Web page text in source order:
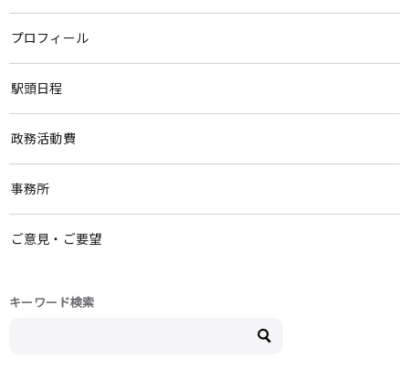
プロフィール
駅頭日程
政務活動費
事務所
ご意見・ご要望
キーワード検索